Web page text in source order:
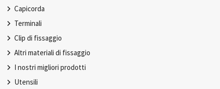
Capicorda
Terminali
Clip di fissaggio
Altri materiali di fissaggio
I nostri migliori prodotti
Utensili